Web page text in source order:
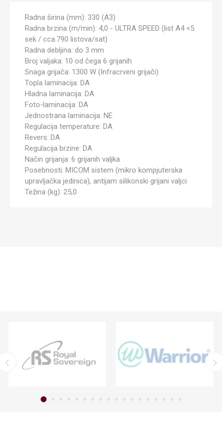
Radna širina (mm): 330 (A3)
Radna brzina (m/min): 4,0 - ULTRA SPEED (list A4 <5
sek / cca.790 listova/sat)
Radna debljina: do 3 mm
Broj valjaka: 10 od čega 6 grijanih
Snaga grijača: 1300 W (Infracrveni grijači)
Topla laminacija: DA
Hladna laminacija: DA
Foto-laminacija: DA
Jednostrana laminacija: NE
Regulacija temperature: DA
Revers: DA
Regulacija brzine: DA
Način grijanja: 6 grijanih valjka
Posebnosti: MICOM sistem (mikro kompjuterska
upravljačka jedinica), antijam silikonski grijani valjci
Težina (kg): 25,0